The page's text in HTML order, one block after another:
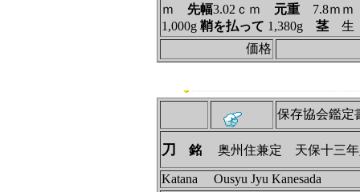
ｍ 先幅3.02ｃｍ 元重7.8ｍ
1,000g鞘を払って 1,380g 茎
価格
保存協会鑑定
刀 銘 奥州住兼定 天保十三年
Katana Ousyu Jyu Kanesada